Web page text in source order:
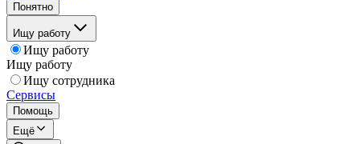
Понятно
Ищу работу
Ищу работу
Ищу работу
Ищу сотрудника
Сервисы
Помощь
Ещё